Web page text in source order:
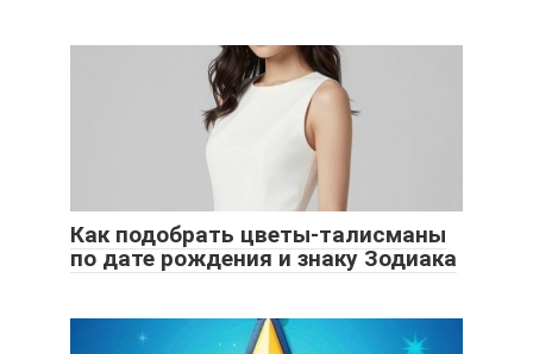
Как подобрать цветы-талисманы
по дате рождения и знаку Зодиака